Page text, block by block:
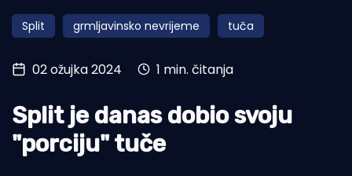
Obala
Otoci
Turizam i nautika
Pomorstvo
Ribolov
Split grmljavinsko nevrijeme tuča
02 ožujka 2024 1 min. čitanja
Split je danas dobio svoju
"porciju" tuče